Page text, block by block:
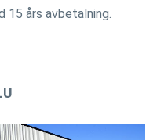
15 års avbetalning.